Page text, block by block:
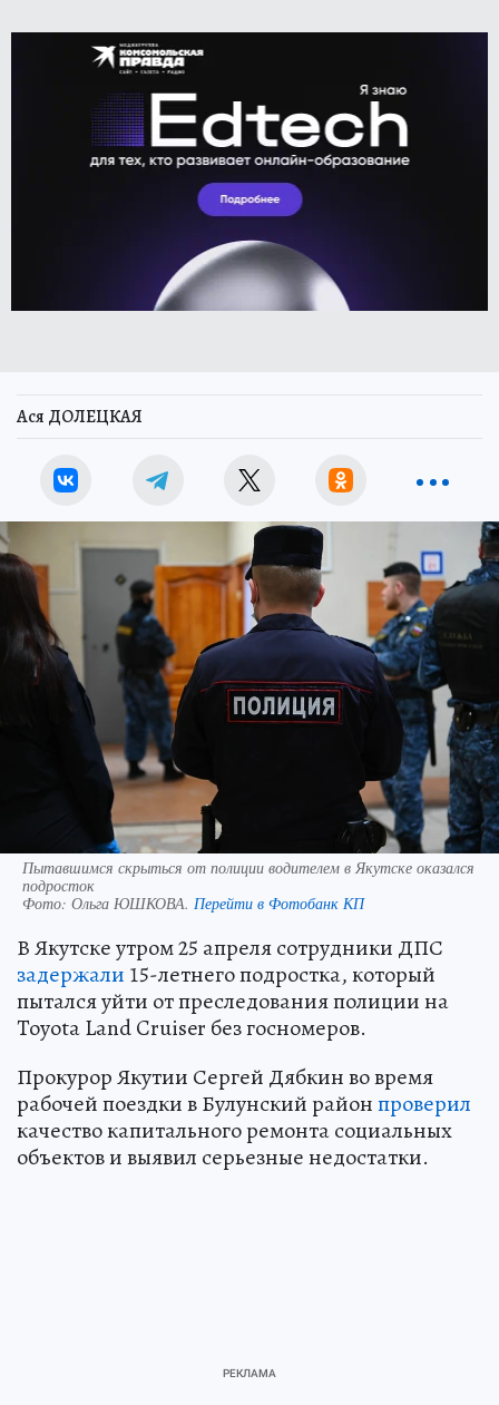
Ася ДОЛЕЦКАЯ
Пытавшимся скрыться от полиции водителем в Якутске оказался
подросток
Фото: Ольга ЮШКОВА. Перейти в Фотобанк КП
В Якутске утром 25 апреля сотрудники ДПС
задержали 15-летнего подростка, который
пытался уйти от преследования полиции на
Toyota Land Cruiser без госномеров.
Прокурор Якутии Сергей Дябкин во время
рабочей поездки в Булунский районпроверил
качество капитального ремонта социальных
объектов и выявил серьезные недостатки.